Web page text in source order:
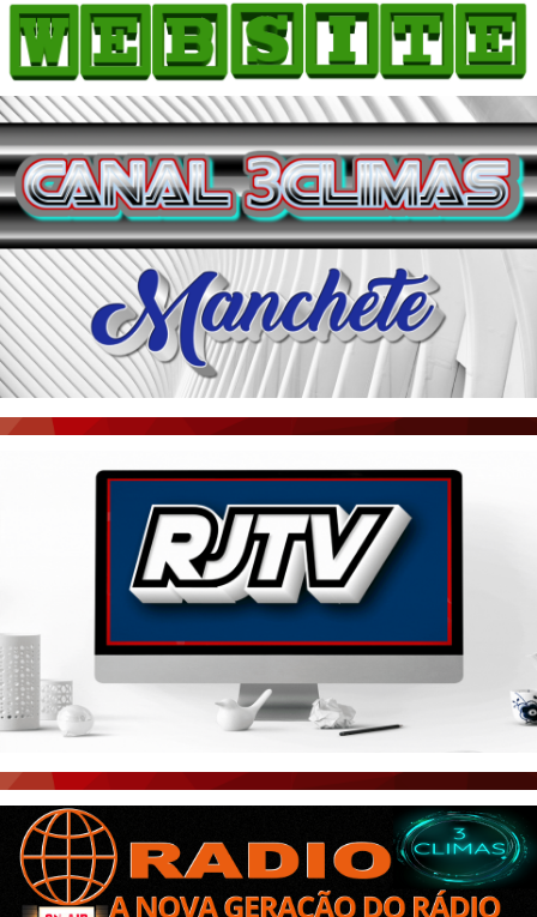
HOME
COMO ANUNCIAR
JORNAIS DO BRASIL
PODCAST/NOTÍCIAS
AS NOTÍCIAS DO DIA
ACONTECEU...VIROU MANCHETE!
BLOGS & COLUNAS
AGÊNCIA DE NOTÍCIAS
CNN BRASIL
PORTAL CEARÁ
ÚLTIMAS POSTAGENS
BOAS NOTÍCIAS...VIRAM MANCHETE!
CEARÁ BRASIL NOTÍCIAS
CEARÁ BRASIL MUNDO 1
BRASIL DE FATO